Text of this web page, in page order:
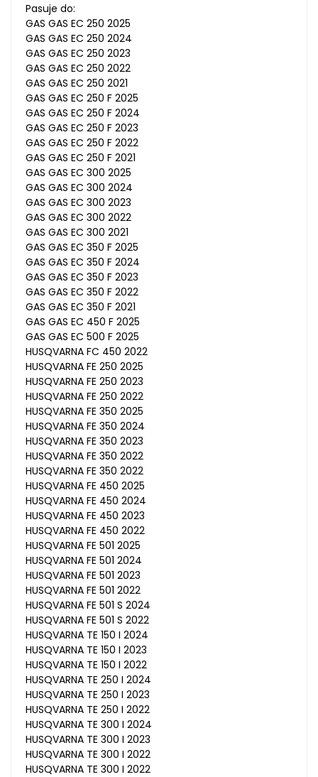
Pasuje do:
GAS GAS EC 250 2025
GAS GAS EC 250 2024
GAS GAS EC 250 2023
GAS GAS EC 250 2022
GAS GAS EC 250 2021
GAS GAS EC 250 F 2025
GAS GAS EC 250 F 2024
GAS GAS EC 250 F 2023
GAS GAS EC 250 F 2022
GAS GAS EC 250 F 2021
GAS GAS EC 300 2025
GAS GAS EC 300 2024
GAS GAS EC 300 2023
GAS GAS EC 300 2022
GAS GAS EC 300 2021
GAS GAS EC 350 F 2025
GAS GAS EC 350 F 2024
GAS GAS EC 350 F 2023
GAS GAS EC 350 F 2022
GAS GAS EC 350 F 2021
GAS GAS EC 450 F 2025
GAS GAS EC 500 F 2025
HUSQVARNA FC 450 2022
HUSQVARNA FE 250 2025
HUSQVARNA FE 250 2023
HUSQVARNA FE 250 2022
HUSQVARNA FE 350 2025
HUSQVARNA FE 350 2024
HUSQVARNA FE 350 2023
HUSQVARNA FE 350 2022
HUSQVARNA FE 350 2022
HUSQVARNA FE 450 2025
HUSQVARNA FE 450 2024
HUSQVARNA FE 450 2023
HUSQVARNA FE 450 2022
HUSQVARNA FE 501 2025
HUSQVARNA FE 501 2024
HUSQVARNA FE 501 2023
HUSQVARNA FE 501 2022
HUSQVARNA FE 501 S 2024
HUSQVARNA FE 501 S 2022
HUSQVARNA TE 150 I 2024
HUSQVARNA TE 150 I 2023
HUSQVARNA TE 150 I 2022
HUSQVARNA TE 250 I 2024
HUSQVARNA TE 250 I 2023
HUSQVARNA TE 250 I 2022
HUSQVARNA TE 300 I 2024
HUSQVARNA TE 300 I 2023
HUSQVARNA TE 300 I 2022
HUSQVARNA TE 300 I 2022